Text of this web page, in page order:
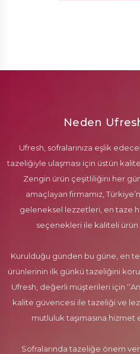
Neden
Ufresh, sofralarınıza eşlik
tazeliğiyle ulaşması için üstün
Zengin ürün çeşitliliğini her
amaçlayan firmamız,
geleneksel lezzetleri, en taze
seçenekleri ile kaliteli ürün
Kurulduğu günden bu güne, en
ürünlerinin ilk günkü tazeliğini
Ufresh, değerli müşterileri için
kalite güvencesi ile tazeliği ve
mutluluk taşımasına
Sofralarında tazeliğe önem